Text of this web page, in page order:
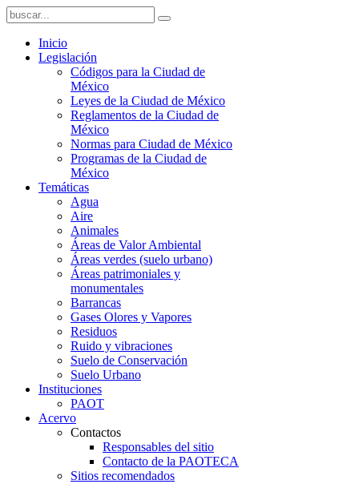
Inicio
Legislación
Códigos para la Ciudad de
México
Leyes de la Ciudad de México
Reglamentos de la Ciudad de
México
Normas para Ciudad de México
Programas de la Ciudad de
México
Temáticas
Agua
Aire
Animales
Áreas de Valor Ambiental
Áreas verdes (suelo urbano)
Áreas patrimoniales y
monumentales
Barrancas
Gases Olores y Vapores
Residuos
Ruido y vibraciones
Suelo de Conservación
Suelo Urbano
Instituciones
PAOT
Acervo
Contactos
Responsables del sitio
Contacto de la PAOTECA
Sitios recomendados